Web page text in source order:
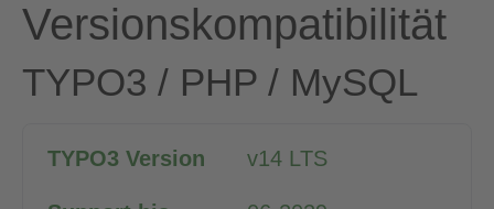
Versionskompatibilität
TYPO3 / PHP / MySQL
v14 LTS